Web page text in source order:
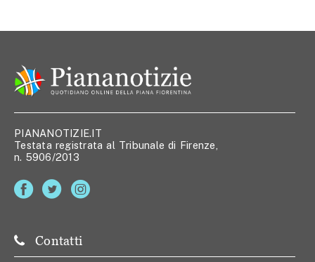
PIANANOTIZIE.IT
Testata registrata al Tribunale di Firenze,
n. 5906/2013
Contatti